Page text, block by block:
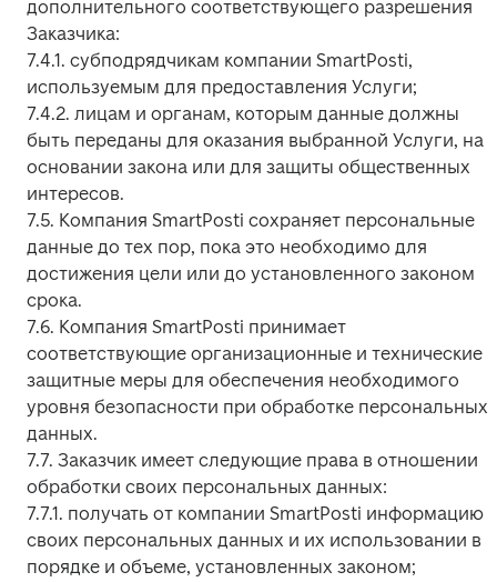
дополнительного соответствующего разрешения
Заказчика:
7.4.1. субподрядчикам компании SmartPosti,
используемым для предоставления Услуги;
7.4.2. лицам и органам, которым данные должны
быть переданы для оказания выбранной Услуги, на
основании закона или для защиты общественных
интересов.
7.5. Компания SmartPosti сохраняет персональные
данные до тех пор, пока это необходимо для
достижения цели или до установленного законом
срока.
7.6. Компания SmartPosti принимает
соответствующие организационные и технические
защитные меры для обеспечения необходимого
уровня безопасности при обработке персональных
данных.
7.7. Заказчик имеет следующие права в отношении
обработки своих персональных данных:
7.7.1. получать от компании SmartPosti информацию
своих персональных данных и их использовании в
порядке и объеме, установленных законом;